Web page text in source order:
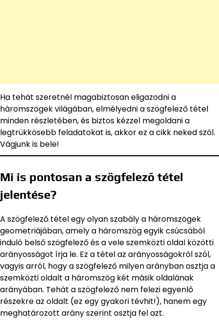
Ha tehát szeretnél magabiztosan eligazodni a
háromszögek világában, elmélyedni a szögfelező tétel
minden részletében, és biztos kézzel megoldani a
legtrükkösebb feladatokat is, akkor ez a cikk neked szól.
Vágjunk is bele!
Mi is pontosan a szögfelező tétel
jelentése?
A szögfelező tétel egy olyan szabály a háromszögek
geometriájában, amely a háromszög egyik csúcsából
induló belső szögfelező és a vele szemközti oldal közötti
arányosságot írja le. Ez a tétel az arányosságokról szól,
vagyis arról, hogy a szögfelező milyen arányban osztja a
szemközti oldalt a háromszög két másik oldalának
arányában. Tehát a szögfelező nem felezi egyenlő
részekre az oldalt (ez egy gyakori tévhit!), hanem egy
meghatározott arány szerint osztja fel azt.